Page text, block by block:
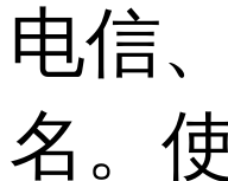
电信
名。